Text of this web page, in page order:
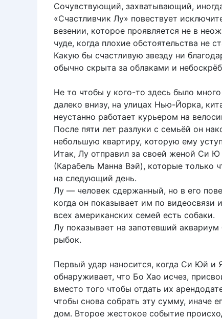
Сочувствующий, захватывающий,
«Счастливчик Лу» повествует
везении, которое проявляется не в
чуде, когда плохие обстоятельства не
Какую бы счастливую звезду ни
обычно скрыта за облаками и
Не то чтобы у кого-то здесь было
далеко внизу, на улицах Нью-Йорка,
неустанно работает курьером на
После пяти лет разлуки с семьёй он
небольшую квартиру, которую ему
Итак, Лу отправил за своей женой Си
(Карабель Манна Вэй), которые только
на следующий день.
Лу — человек сдержанный, но в его
когда он показывает им по
всех американских семей есть собаки.
Лу показывает на запотевший
рыбок.
Первый удар наносится, когда Си Юй и
обнаруживает, что Бо Хао исчез,
вместо того чтобы отдать их
чтобы снова собрать эту сумму, иначе
дом. Второе жестокое событие